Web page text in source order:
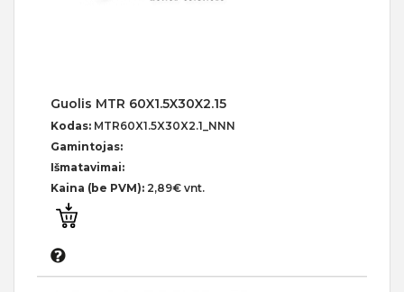
Guolis MTR 60X1.5X30X2.15
Kodas: MTR60X1.5X30X2.1_NNN
Gamintojas:
Išmatavimai:
Kaina (be PVM): 2,89€ vnt.